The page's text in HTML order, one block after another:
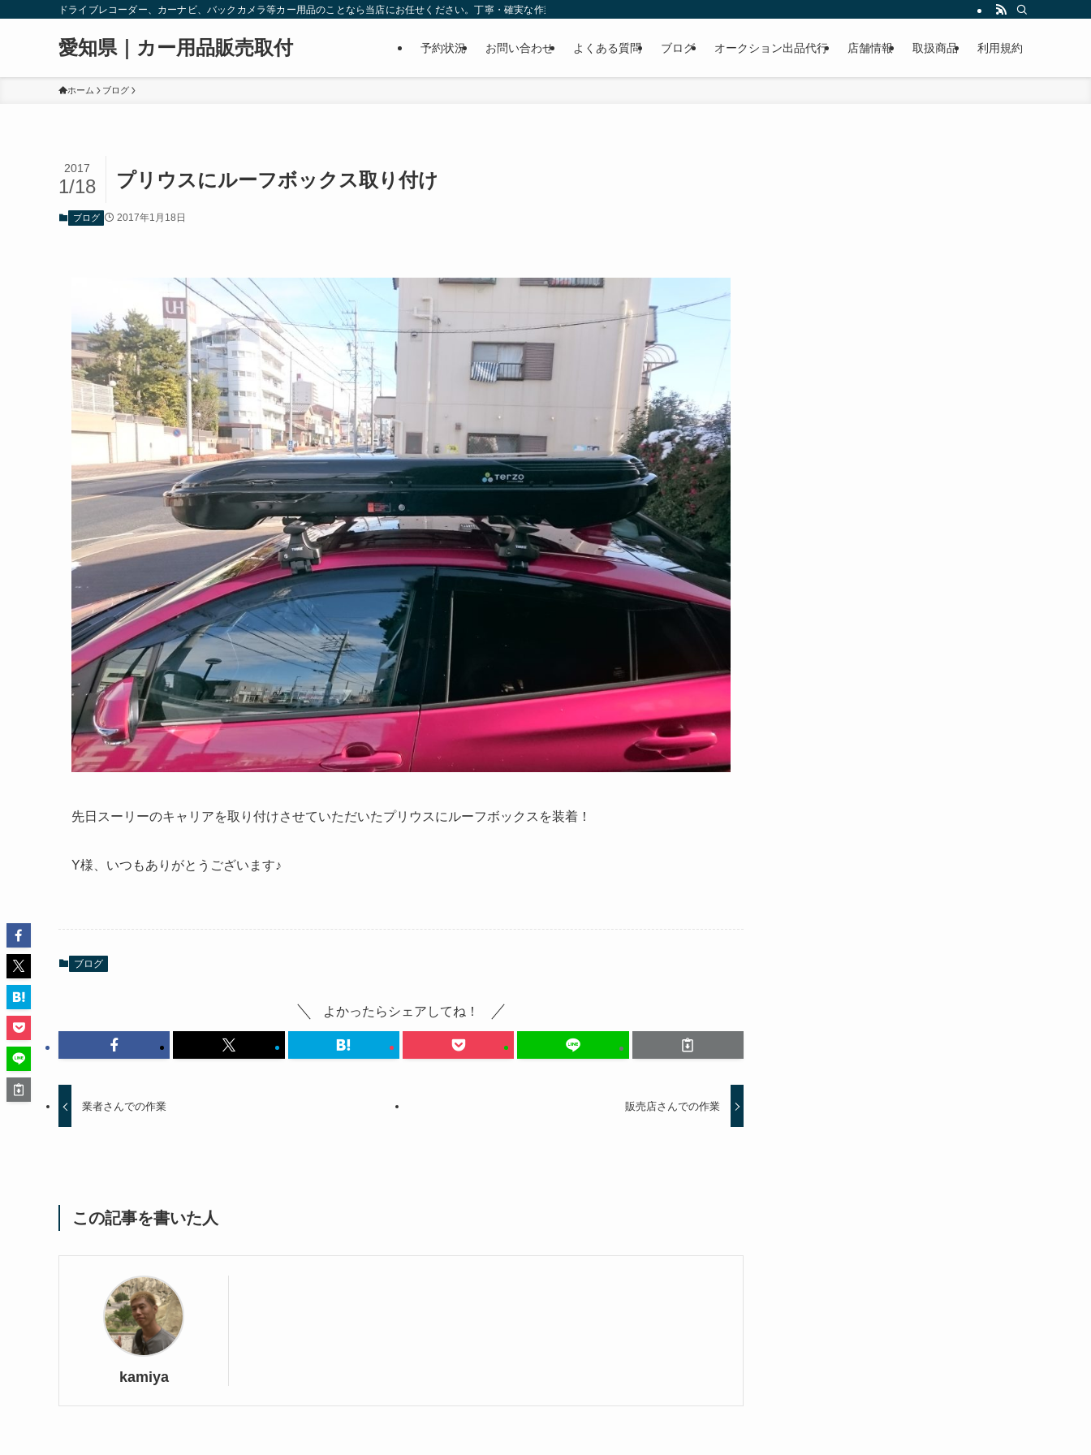
ドライブレコーダー、カーナビ、バックカメラ等カー用品のことなら当店にお任せください。丁寧・確実な作業で個人様だけでなくディーラーの外注作業もこなしています。出張対応、代車完備、見積り無料です。気軽にお問い合
愛知県｜カー用品販売取付 予約状況 お問い合わせ よくある質問 ブログ オークション出品代行 店舗情報 取扱商品 利用規約
ホーム ブログ
プリウスにルーフボックス取り付け
2017
1/18
ブログ 2017年1月18日
先日スーリーのキャリアを取り付けさせていただいたプリウスにルーフボックスを装着！
Y様、いつもありがとうございます♪
ブログ
よかったらシェアしてね！
業者さんでの作業 販売店さんでの作業
この記事を書いた人
kamiya